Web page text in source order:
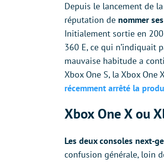
Depuis le lancement de
réputation de nommer
Initialement sortie en
360 E, ce qui n’indiquait
mauvaise habitude a
Xbox One S, la Xbox One
récemment arrêté la
Xbox One X ou
Les deux consoles next-
confusion générale, loin